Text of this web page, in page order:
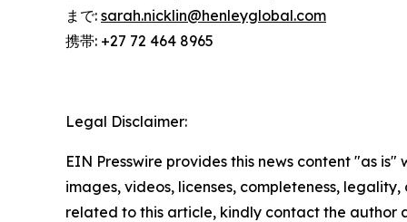
まで: sarah.nicklin@henleyglobal.com
携帯: +27 72 464 8965
Legal Disclaimer:
EIN Presswire provides this news content "as
images, videos, licenses, completeness,
related to this article, kindly contact the author